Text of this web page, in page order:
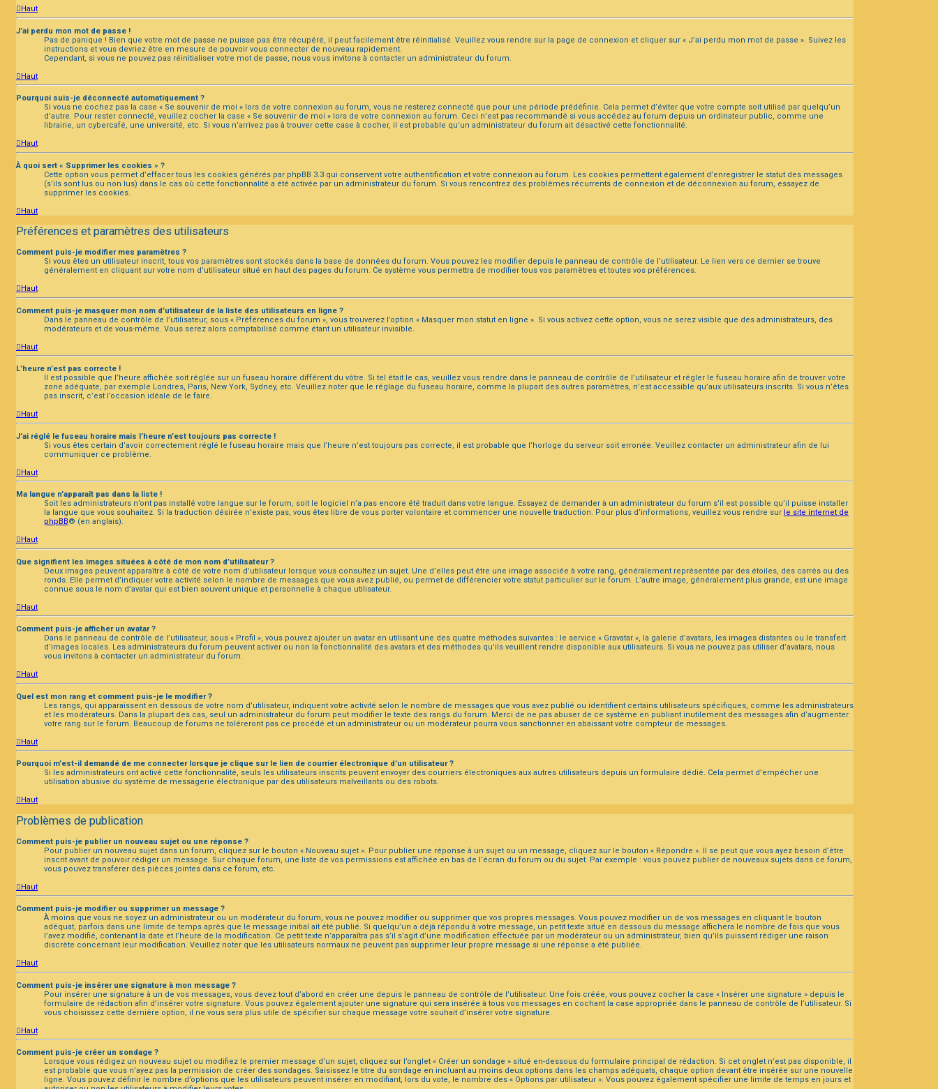
Haut
J’ai perdu mon mot de passe !
Pas de panique ! Bien que votre mot de passe ne puisse pas être récupéré, il peut facilement être réinitialisé. Veuillez vous rendre sur la page de connexion et cliquer sur « J’ai perdu mon mot de passe ». Suivez les
instructions et vous devriez être en mesure de pouvoir vous connecter de nouveau rapidement.
Cependant, si vous ne pouvez pas réinitialiser votre mot de passe, nous vous invitons à contacter un administrateur du forum.
Haut
Pourquoi suis-je déconnecté automatiquement ?
Si vous ne cochez pas la case « Se souvenir de moi » lors de votre connexion au forum, vous ne resterez connecté que pour une période prédéfinie. Cela permet d’éviter que votre compte soit utilisé par quelqu’un
d’autre. Pour rester connecté, veuillez cocher la case « Se souvenir de moi » lors de votre connexion au forum. Ceci n’est pas recommandé si vous accédez au forum depuis un ordinateur public, comme une
librairie, un cybercafé, une université, etc. Si vous n’arrivez pas à trouver cette case à cocher, il est probable qu’un administrateur du forum ait désactivé cette fonctionnalité.
Haut
À quoi sert « Supprimer les cookies » ?
Cette option vous permet d’effacer tous les cookies générés par phpBB 3.3 qui conservent votre authentification et votre connexion au forum. Les cookies permettent également d’enregistrer le statut des messages
(s’ils sont lus ou non lus) dans le cas où cette fonctionnalité a été activée par un administrateur du forum. Si vous rencontrez des problèmes récurrents de connexion et de déconnexion au forum, essayez de
supprimer les cookies.
Haut
Préférences et paramètres des utilisateurs
Comment puis-je modifier mes paramètres ?
Si vous êtes un utilisateur inscrit, tous vos paramètres sont stockés dans la base de données du forum. Vous pouvez les modifier depuis le panneau de contrôle de l’utilisateur. Le lien vers ce dernier se trouve
généralement en cliquant sur votre nom d’utilisateur situé en haut des pages du forum. Ce système vous permettra de modifier tous vos paramètres et toutes vos préférences.
Haut
Comment puis-je masquer mon nom d’utilisateur de la liste des utilisateurs en ligne ?
Dans le panneau de contrôle de l’utilisateur, sous « Préférences du forum », vous trouverez l’option « Masquer mon statut en ligne ». Si vous activez cette option, vous ne serez visible que des administrateurs, des
modérateurs et de vous-même. Vous serez alors comptabilisé comme étant un utilisateur invisible.
Haut
L’heure n’est pas correcte !
Il est possible que l’heure affichée soit réglée sur un fuseau horaire différent du vôtre. Si tel était le cas, veuillez vous rendre dans le panneau de contrôle de l’utilisateur et régler le fuseau horaire afin de trouver votre
zone adéquate, par exemple Londres, Paris, New York, Sydney, etc. Veuillez noter que le réglage du fuseau horaire, comme la plupart des autres paramètres, n’est accessible qu’aux utilisateurs inscrits. Si vous n’êtes
pas inscrit, c’est l’occasion idéale de le faire.
Haut
J’ai réglé le fuseau horaire mais l’heure n’est toujours pas correcte !
Si vous êtes certain d’avoir correctement réglé le fuseau horaire mais que l’heure n’est toujours pas correcte, il est probable que l’horloge du serveur soit erronée. Veuillez contacter un administrateur afin de lui
communiquer ce problème.
Haut
Ma langue n’apparaît pas dans la liste !
Soit les administrateurs n’ont pas installé votre langue sur le forum, soit le logiciel n’a pas encore été traduit dans votre langue. Essayez de demander à un administrateur du forum s’il est possible qu’il puisse installer
la langue que vous souhaitez. Si la traduction désirée n’existe pas, vous êtes libre de vous porter volontaire et commencer une nouvelle traduction. Pour plus d’informations, veuillez vous rendre sur le site internet de
phpBB® (en anglais).
Haut
Que signifient les images situées à côté de mon nom d’utilisateur ?
Deux images peuvent apparaître à côté de votre nom d’utilisateur lorsque vous consultez un sujet. Une d’elles peut être une image associée à votre rang, généralement représentée par des étoiles, des carrés ou des
ronds. Elle permet d’indiquer votre activité selon le nombre de messages que vous avez publié, ou permet de différencier votre statut particulier sur le forum. L’autre image, généralement plus grande, est une image
connue sous le nom d’avatar qui est bien souvent unique et personnelle à chaque utilisateur.
Haut
Comment puis-je afficher un avatar ?
Dans le panneau de contrôle de l’utilisateur, sous « Profil », vous pouvez ajouter un avatar en utilisant une des quatre méthodes suivantes : le service « Gravatar », la galerie d’avatars, les images distantes ou le transfert
d’images locales. Les administrateurs du forum peuvent activer ou non la fonctionnalité des avatars et des méthodes qu’ils veuillent rendre disponible aux utilisateurs. Si vous ne pouvez pas utiliser d’avatars, nous
vous invitons à contacter un administrateur du forum.
Haut
Quel est mon rang et comment puis-je le modifier ?
Les rangs, qui apparaissent en dessous de votre nom d’utilisateur, indiquent votre activité selon le nombre de messages que vous avez publié ou identifient certains utilisateurs spécifiques, comme les administrateurs
et les modérateurs. Dans la plupart des cas, seul un administrateur du forum peut modifier le texte des rangs du forum. Merci de ne pas abuser de ce système en publiant inutilement des messages afin d’augmenter
votre rang sur le forum. Beaucoup de forums ne toléreront pas ce procédé et un administrateur ou un modérateur pourra vous sanctionner en abaissant votre compteur de messages.
Haut
Pourquoi m’est-il demandé de me connecter lorsque je clique sur le lien de courrier électronique d’un utilisateur ?
Si les administrateurs ont activé cette fonctionnalité, seuls les utilisateurs inscrits peuvent envoyer des courriers électroniques aux autres utilisateurs depuis un formulaire dédié. Cela permet d’empêcher une
utilisation abusive du système de messagerie électronique par des utilisateurs malveillants ou des robots.
Haut
Problèmes de publication
Comment puis-je publier un nouveau sujet ou une réponse ?
Pour publier un nouveau sujet dans un forum, cliquez sur le bouton « Nouveau sujet ». Pour publier une réponse à un sujet ou un message, cliquez sur le bouton « Répondre ». Il se peut que vous ayez besoin d’être
inscrit avant de pouvoir rédiger un message. Sur chaque forum, une liste de vos permissions est affichée en bas de l’écran du forum ou du sujet. Par exemple : vous pouvez publier de nouveaux sujets dans ce forum,
vous pouvez transférer des pièces jointes dans ce forum, etc.
Haut
Comment puis-je modifier ou supprimer un message ?
À moins que vous ne soyez un administrateur ou un modérateur du forum, vous ne pouvez modifier ou supprimer que vos propres messages. Vous pouvez modifier un de vos messages en cliquant le bouton
adéquat, parfois dans une limite de temps après que le message initial ait été publié. Si quelqu’un a déjà répondu à votre message, un petit texte situé en dessous du message affichera le nombre de fois que vous
l’avez modifié, contenant la date et l’heure de la modification. Ce petit texte n’apparaîtra pas s’il s’agit d’une modification effectuée par un modérateur ou un administrateur, bien qu’ils puissent rédiger une raison
discrète concernant leur modification. Veuillez noter que les utilisateurs normaux ne peuvent pas supprimer leur propre message si une réponse a été publiée.
Haut
Comment puis-je insérer une signature à mon message ?
Pour insérer une signature à un de vos messages, vous devez tout d’abord en créer une depuis le panneau de contrôle de l’utilisateur. Une fois créée, vous pouvez cocher la case « Insérer une signature » depuis le
formulaire de rédaction afin d’insérer votre signature. Vous pouvez également ajouter une signature qui sera insérée à tous vos messages en cochant la case appropriée dans le panneau de contrôle de l’utilisateur. Si
vous choisissez cette dernière option, il ne vous sera plus utile de spécifier sur chaque message votre souhait d’insérer votre signature.
Haut
Comment puis-je créer un sondage ?
Lorsque vous rédigez un nouveau sujet ou modifiez le premier message d’un sujet, cliquez sur l’onglet « Créer un sondage » situé en-dessous du formulaire principal de rédaction. Si cet onglet n’est pas disponible, il
est probable que vous n’ayez pas la permission de créer des sondages. Saisissez le titre du sondage en incluant au moins deux options dans les champs adéquats, chaque option devant être insérée sur une nouvelle
ligne. Vous pouvez définir le nombre d’options que les utilisateurs peuvent insérer en modifiant, lors du vote, le nombre des « Options par utilisateur ». Vous pouvez également spécifier une limite de temps en jours et